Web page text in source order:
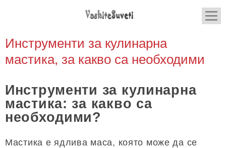
Инструменти за кулинарна
мастика, за какво са необходими
Инструменти за кулинарна
мастика: за какво са
необходими?
Мастика е ядлива маса, която може да се